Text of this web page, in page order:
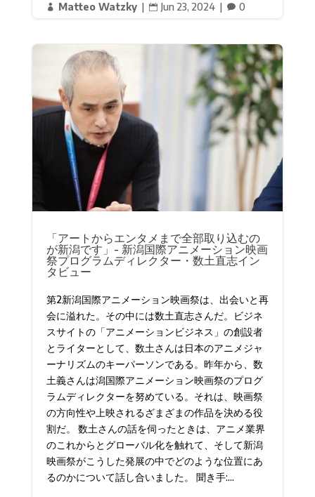
 Matteo Watzky |  Jun 23, 2024 |  0
「アートからエンタメまで全部取り込むの
が新潟です」- 新潟国際アニメーション映画
祭プログラムディレクター・数土直志イン
タビュー
第2新潟国際アニメーション映画祭は、出会いと再
会に溢れた。その中には数土直志さんだ。ビジネ
スサイトの「アニメーションビジネス」の創設者
とライターとして、数土さんは日本のアニメジャ
ーナリズムのキーパーソンである。昨年から、数
土義さんは潟国際アニメーション映画祭のプログ
ラムディレクターを努めている。それは、映画祭
の方向性や上映されるざまざまの作品を決める役
割だ。 数土さんの話を伺ったときは、アニメ業界
のこれからとグローバル化を触れて、そして新潟
映画祭がこうした発展の中でどのような位置にあ
るのかについて話し合いました。 聞き手:...